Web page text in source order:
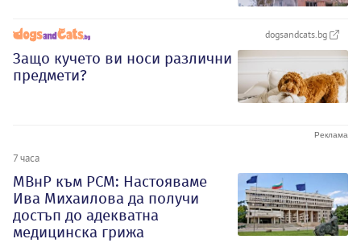
dogsandcats.bg
Защо кучето ви носи различни
предмети?
7 часа
МВнР към РСМ: Настояваме
Ива Михаилова да получи
достъп до адекватна
медицинска грижа